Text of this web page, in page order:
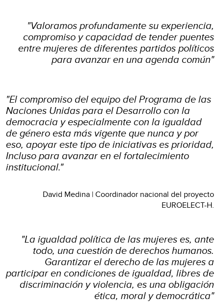
"Valoramos profundamente su experiencia,
compromiso y capacidad de tender puentes
entre mujeres de diferentes partidos políticos
para avanzar en una agenda común"
"El compromiso del equipo del Programa de las
Naciones Unidas para el Desarrollo con la
democracia y especialmente con la igualdad
de género esta más vigente que nunca y por
eso, apoyar este tipo de iniciativas es prioridad,
Incluso para avanzar en el fortalecimiento
institucional."
David Medina | Coordinador nacional del proyecto
EUROELECT-H.
"La igualdad política de las mujeres es, ante
todo, una cuestión de derechos humanos.
Garantizar el derecho de las mujeres a
participar en condiciones de igualdad, libres de
discriminación y violencia, es una obligación
ética, moral y democrática"